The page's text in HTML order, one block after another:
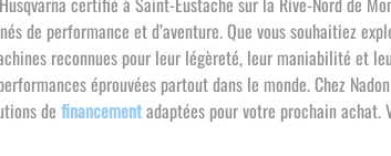
de performance et d’aventure. Que vous souhaitiez
reconnues pour leur légèreté, leur maniabilité et
éprouvées partout dans le monde. Chez
de financementadaptées pour votre prochain achat.